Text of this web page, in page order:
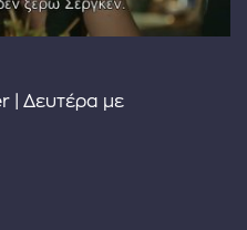
| Δευτέρα με